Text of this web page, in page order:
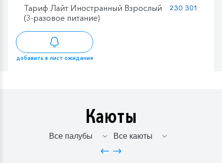
Тариф Лайт Иностранный Взрослый
(3-разовое питание)
230 301
добавить в лист ожидания
Каюты